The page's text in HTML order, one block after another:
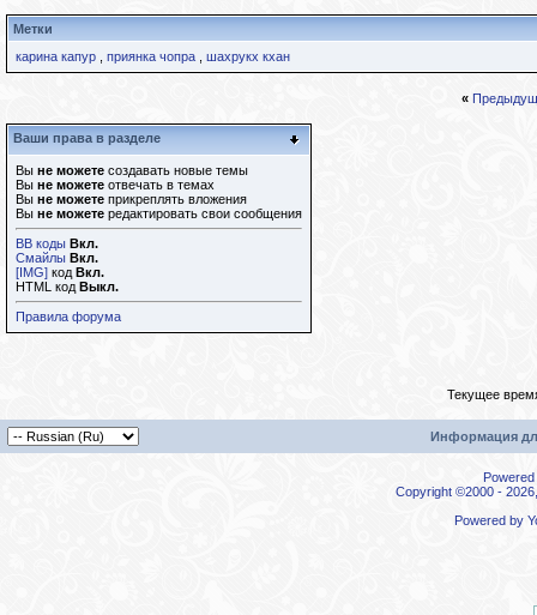
Метки
карина капур
приянка чопра шахрукх кхан
«
Ваши права в разделе
Вы не можете создавать новые темы
Вы не можете отвечать в темах
Вы не можете прикреплять вложения
Вы не можете редактировать свои сообщения
BB коды Вкл.
Смайлы Вкл.
[IMG] код Вкл.
HTML код Выкл.
Правила форума
Текущее
Информация
Copyright ©2000 -
Powered by